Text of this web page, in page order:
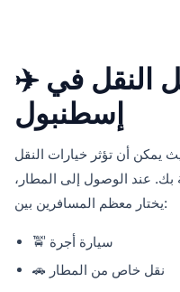
✈️ فهم وسائل النقل في
إسطنبول
يمكن أن تؤثر خيارات النقل
عند الوصول إلى المطار،
يختار معظم المسافرين بين:
🚖 سيارة أجرة
🚗 نقل خاص من المطار